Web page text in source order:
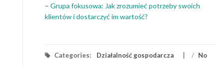
– Grupa fokusowa: Jak zrozumieć potrzeby swoich
klientów i dostarczyć im wartość?
Categories: Działalność gospodarcza / No